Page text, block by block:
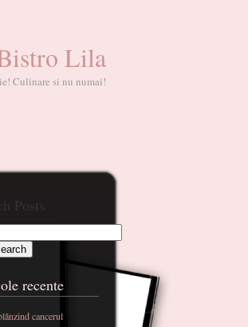
Lila
Culinare si nu numai!
Posts
recente
cancerul